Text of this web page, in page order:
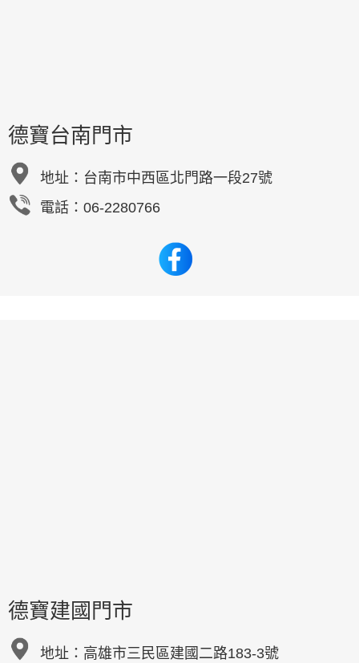
德寶台南門市
地址： 台南市中西區北門路一段27號
電話：06-2280766
德寶建國門市
地址： 高雄市三民區建國二路183-3號